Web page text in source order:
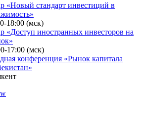
«Новый стандарт инвестиций в
18:00 (мск)
«Доступ иностранных инвесторов на
17:00 (мск)
конференция «Рынок капитала